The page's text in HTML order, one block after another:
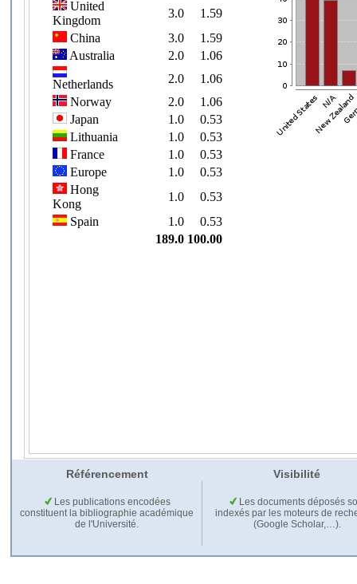
Référencement Visibilité
Les publications encodées
constituent la bibliographie académique
de l'Université.
Les documents déposés
indexés par les moteurs de
(Google Scholar,…).